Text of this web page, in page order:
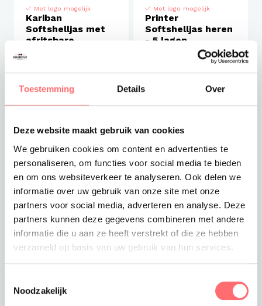
Toestemming Details Over
Deze website maakt gebruik van cookies
We gebruiken cookies om content en advertenties te
personaliseren, om functies voor social media te bieden
en om ons websiteverkeer te analyseren. Ook delen we
informatie over uw gebruik van onze site met onze
partners voor social media, adverteren en analyse. Deze
partners kunnen deze gegevens combineren met andere
informatie die u aan ze heeft verstrekt of die ze hebben
verzameld op basis van uw gebruik van hun services.
Noodzakelijk
Met logo mogelijk
Kariban
Softshelljas met
afritsbare
capuchon
Met logo mogelijk
Printer
Softshelljas heren
- 5 lagen
Met logo mogelijk Met logo mogelijk